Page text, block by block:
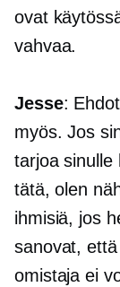
ovat
vahvaa.
Jesse:
myös. Jos
tarjoa sinulle
tätä, olen
ihmisiä, jos
sanovat,
omistaja ei